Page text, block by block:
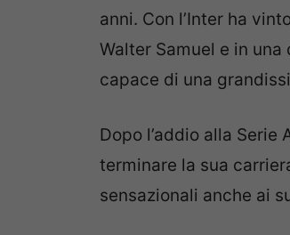
anni. Con l’Inter ha
Walter Samuel e in
capace di una
Dopo l’addio alla
terminare la sua
sensazionali anche ai